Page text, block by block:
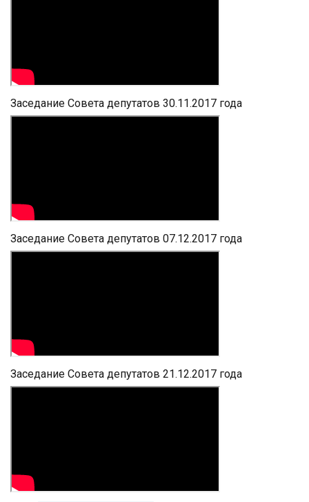
Заседание Совета депутатов 30.11.2017 года
Заседание Совета депутатов 07.12.2017 года
Заседание Совета депутатов 21.12.2017 года